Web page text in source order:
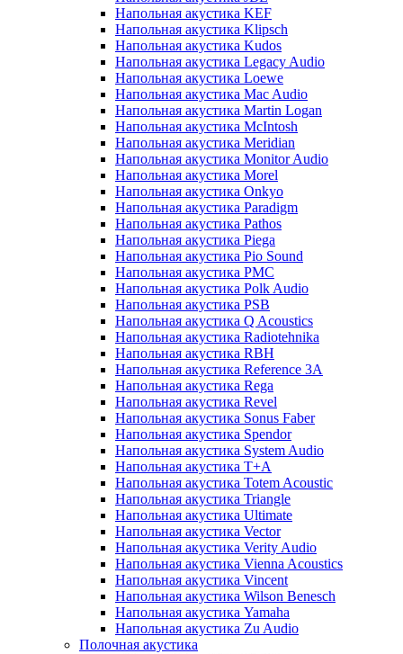
Напольная акустика KEF
Напольная акустика Klipsch
Напольная акустика Kudos
Напольная акустика Legacy Audio
Напольная акустика Loewe
Напольная акустика Mac Audio
Напольная акустика Martin Logan
Напольная акустика McIntosh
Напольная акустика Meridian
Напольная акустика Monitor Audio
Напольная акустика Morel
Напольная акустика Onkyo
Напольная акустика Paradigm
Напольная акустика Pathos
Напольная акустика Piega
Напольная акустика Pio Sound
Напольная акустика PMC
Напольная акустика Polk Audio
Напольная акустика PSB
Напольная акустика Q Acoustics
Напольная акустика Radiotehnika
Напольная акустика RBH
Напольная акустика Reference 3A
Напольная акустика Rega
Напольная акустика Revel
Напольная акустика Sonus Faber
Напольная акустика Spendor
Напольная акустика System Audio
Напольная акустика T+A
Напольная акустика Totem Acoustic
Напольная акустика Triangle
Напольная акустика Ultimate
Напольная акустика Vector
Напольная акустика Verity Audio
Напольная акустика Vienna Acoustics
Напольная акустика Vincent
Напольная акустика Wilson Benesch
Напольная акустика Yamaha
Напольная акустика Zu Audio
Полочная акустика